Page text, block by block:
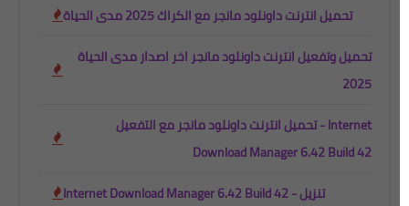
تحميل انترنت داونلود مانجر مع الكراك 2025 مدى الحياة
تحميل وتفعيل انترنت داونلود مانجر اخر اصدار مدى الحياة
2025
تحميل انترنت داونلود مانجر مع التفعيل - Internet
Download Manager 6.42 Build 42
Internet Download Manager 6.42 Build 42 - تنزيل